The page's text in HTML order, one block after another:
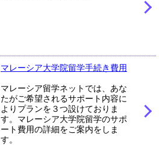
マレーシア大学院留学手続き費用
マレーシア留学ネットでは、あな
たがご希望されるサポート内容に
よりプランを３つ設けておりま
す。マレーシア大学院留学のサポ
ート費用の詳細をご案内をしま
す。